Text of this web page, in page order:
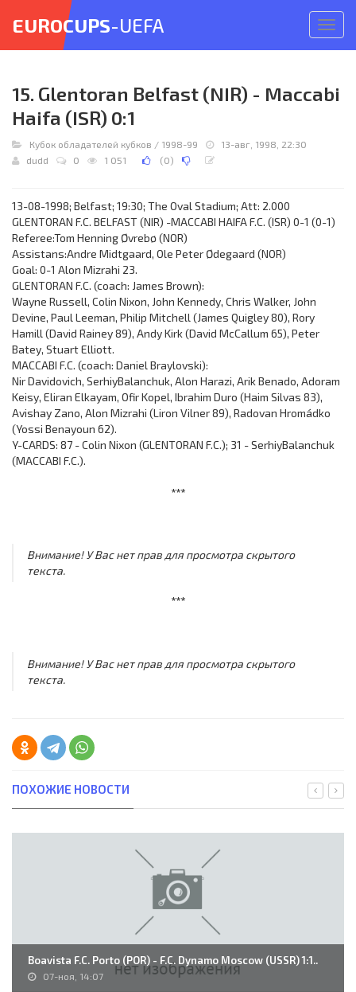
меню
EUROCUPS-UEFA
15. Glentoran Belfast (NIR) - Maccabi
Haifa (ISR) 0:1
Кубок обладателей кубков / 1998-99
13-авг, 1998, 22:30
dudd
0 1 051 (0)
13-08-1998; Belfast; 19:30; The Oval Stadium; Att: 2.000
GLENTORAN F.C. BELFAST (NIR) -MACCABI HAIFA F.C. (ISR) 0-1 (0-1)
Referee:Tom Henning Øvrebø (NOR)
Assistans:Andre Midtgaard, Ole Peter Ødegaard (NOR)
Goal: 0-1 Alon Mizrahi 23.
GLENTORAN F.C. (coach: James Brown):
Wayne Russell, Colin Nixon, John Kennedy, Chris Walker, John
Devine, Paul Leeman, Philip Mitchell (James Quigley 80), Rory
Hamill (David Rainey 89), Andy Kirk (David McCallum 65), Peter
Batey, Stuart Elliott.
MACCABI F.C. (coach: Daniel Braylovski):
Nir Davidovich, SerhiyBalanchuk, Alon Harazi, Arik Benado, Adoram
Keisy, Eliran Elkayam, Ofir Kopel, Ibrahim Duro (Haim Silvas 83),
Avishay Zano, Alon Mizrahi (Liron Vilner 89), Radovan Hromádko
(Yossi Benayoun 62).
Y-CARDS: 87 - Colin Nixon (GLENTORAN F.C.); 31 - SerhiyBalanchuk
(MACCABI F.C.).
***
Внимание! У Вас нет прав для просмотра скрытого
текста.
***
Внимание! У Вас нет прав для просмотра скрытого
текста.
ПОХОЖИЕ НОВОСТИ
Boavista F.C. Porto (POR) - F.C. Dynamo Moscow (USSR) 1:1..
07-ноя, 14:07